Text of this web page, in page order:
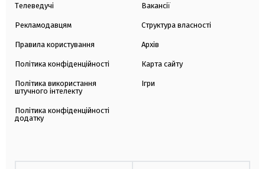
Телеведучі
Рекламодавцям
Правила користування
Політика конфіденційності
Політика використання
штучного інтелекту
Політика конфіденційності
додатку
Вакансії
Структура власності
Архів
Карта сайту
Ігри